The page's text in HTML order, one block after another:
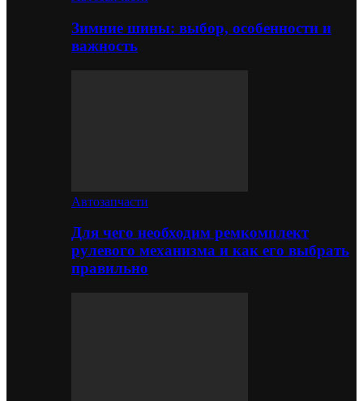
Зимние шины: выбор, особенности и
важность
Автозапчасти
Для чего необходим ремкомплект
рулевого механизма и как его выбрать
правильно